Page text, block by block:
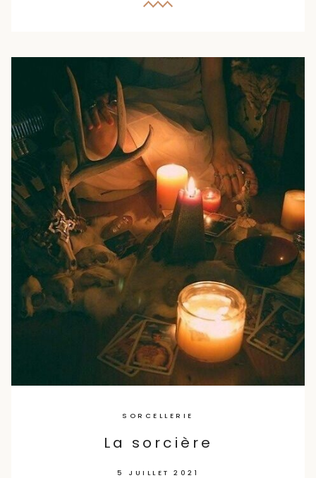
SORCELLERIE
La sorcière
5 JUILLET 2021